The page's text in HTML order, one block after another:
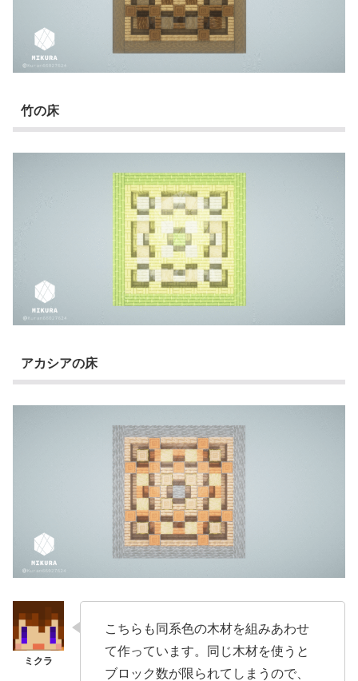
竹の床
アカシアの床
こちらも同系色の木材を組みあわせ
て作っています。同じ木材を使うと
ブロック数が限られてしまうので、